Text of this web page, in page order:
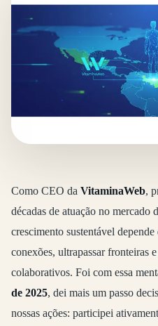
Como CEO da VitaminaWeb,
décadas de atuação no mercado
crescimento sustentável
conexões, ultrapassar fronteiras
colaborativos. Foi com essa
de 2025, dei mais um passo
nossas ações: participei